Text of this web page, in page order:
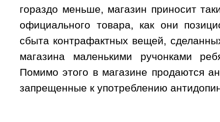
гораздо меньше, магазин приносит
официального товара, как они
сбыта контрафактных вещей,
магазина маленькими ручонками
Помимо этого в магазине продаются
запрещенные к употреблению